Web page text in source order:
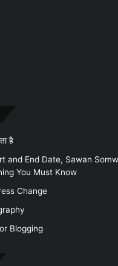
है
and End Date, Sawan
You Must Know
Change
Blogging